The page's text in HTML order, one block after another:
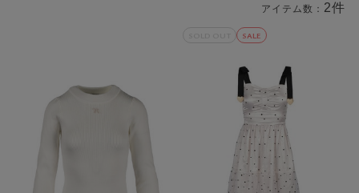
アイテム数： 2件
SALE